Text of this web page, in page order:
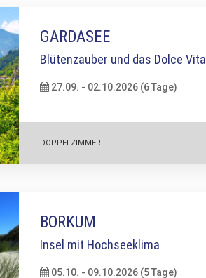
GARDASEE
Blütenzauber und das Dolce Vita
27.09. - 02.10.2026 (6 Tage)
DOPPELZIMMER
BORKUM
Insel mit Hochseeklima
05.10. - 09.10.2026 (5 Tage)